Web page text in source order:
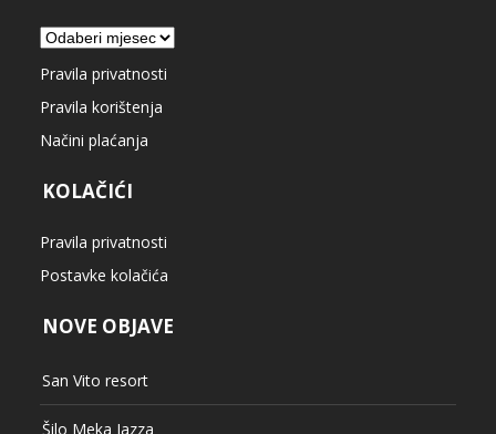
Arhiva
Pravila privatnosti
Pravila korištenja
Načini plaćanja
KOLAČIĆI
Pravila privatnosti
Postavke kolačića
NOVE OBJAVE
San Vito resort
Šilo Meka Jazza